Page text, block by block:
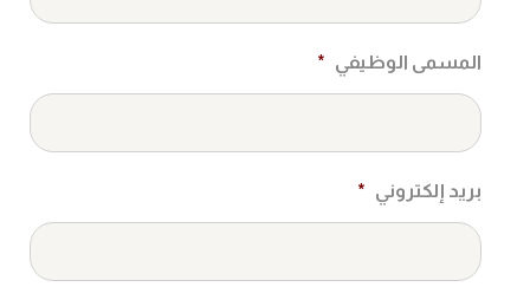
المسمى الوظيفي *
بريد إلكتروني *